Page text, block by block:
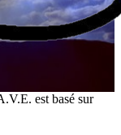
est basé sur